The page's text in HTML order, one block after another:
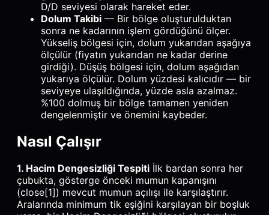
D/D seviyesi olarak hareket eder.
Dolum Takibi — Bir bölge oluşturulduktan
sonra ne kadarının işlem gördüğünü ölçer.
Yükseliş bölgesi için, dolum yukarıdan aşağıya
ölçülür (fiyatın yukarıdan ne kadar derine
girdiği). Düşüş bölgesi için, dolum aşağıdan
yukarıya ölçülür. Dolum yüzdesi kalıcıdır — bir
seviyeye ulaşıldığında, yüzde asla azalmaz.
%100 dolmuş bir bölge tamamen yeniden
dengelenmiştir ve önemini kaybeder.
Nasıl Çalışır
1. Hacim Dengesizliği Tespiti İlk bardan sonra her
çubukta, gösterge önceki mumun kapanışını
(close[1]) mevcut mumun açılışı ile karşılaştırır.
Aralarında minimum tik eşiğini karşılayan bir boşluk